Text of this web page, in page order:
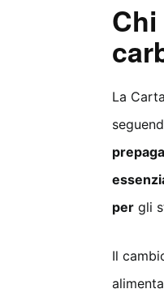
La
per gli
Il